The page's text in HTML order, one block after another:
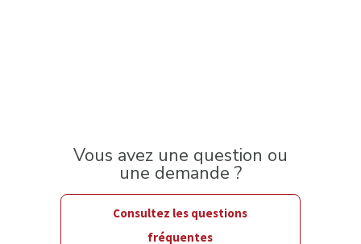
Vous avez une question ou
une demande ?
Consultez les questions
fréquentes